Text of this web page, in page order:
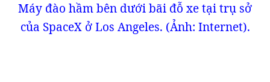
Máy đào hầm bên dưới bãi đỗ xe tại trụ sở
của SpaceX ở Los Angeles. (Ảnh: Internet).